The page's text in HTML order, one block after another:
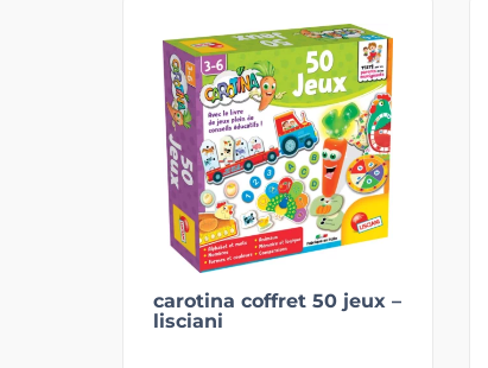
carotina coffret 50 jeux –
lisciani